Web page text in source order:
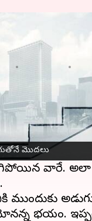
మొదలు
వేస్తేనే
ఆ కోరిక
తీరాలంటే
వారందరూ
వారే. అలా
ముందుకు
భయం.